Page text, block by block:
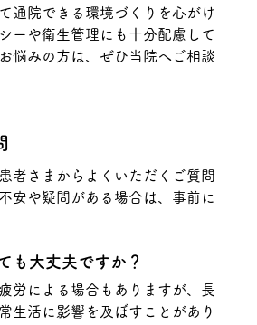
通院できる環境づくりを心がけ
ーや衛生管理にも十分配慮して
悩みの方は、ぜひ当院へご相談
者さまからよくいただくご質問
安や疑問がある場合は、事前に
も大丈夫ですか？
労による場合もありますが、長
生活に影響を及ぼすことがあり